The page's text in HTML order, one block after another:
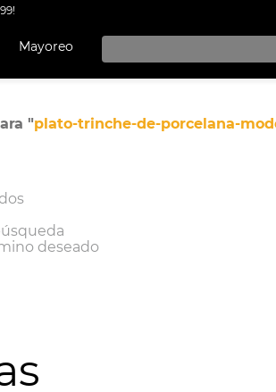
Mayoreo
"plato-trinche-de-porcelana-
deseado